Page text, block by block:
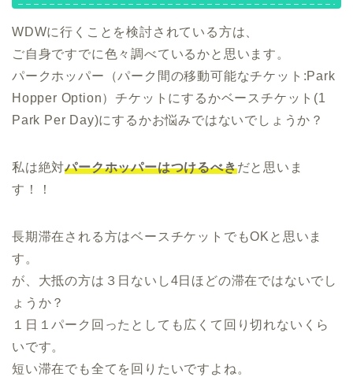
WDWに行くことを検討されている方は、
ご自身ですでに色々調べているかと思います。
パークホッパー（パーク間の移動可能なチケット:Park
Hopper Option）チケットにするかベースチケット(1
Park Per Day)にするかお悩みではないでしょうか？
私は絶対パークホッパーはつけるべきだと思いま
す！！
長期滞在される方はベースチケットでもOKと思いま
す。
が、大抵の方は３日ないし4日ほどの滞在ではないでし
ょうか？
１日１パーク回ったとしても広くて回り切れないくら
いです。
短い滞在でも全てを回りたいですよね。